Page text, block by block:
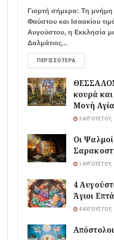
Γιορτή σήμερα: Τη μνήμη
Φαύστου και Ισαακίου
Αυγούστου, η Εκκλησία
Δαλμάτιος...
ΠΕΡΙΣΣΌΤΕΡΑ
κουρά και
Μονή
3 ΑΥΓΟΎΣΤΟΥ,
Οι
1 ΑΥΓΟΎΣΤΟΥ,
4
Άγιοι
4 ΑΥΓΟΎΣΤΟΥ,